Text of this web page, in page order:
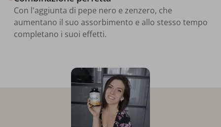
Con l'aggiunta di pepe nero e zenzero, che
aumentano il suo assorbimento e allo stesso tempo
completano i suoi effetti.